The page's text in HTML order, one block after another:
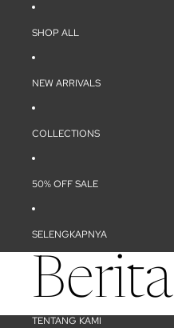
SHOP ALL
NEW ARRIVALS
COLLECTIONS
50% OFF SALE
SELENGKAPNYA
Berita
TENTANG KAMI